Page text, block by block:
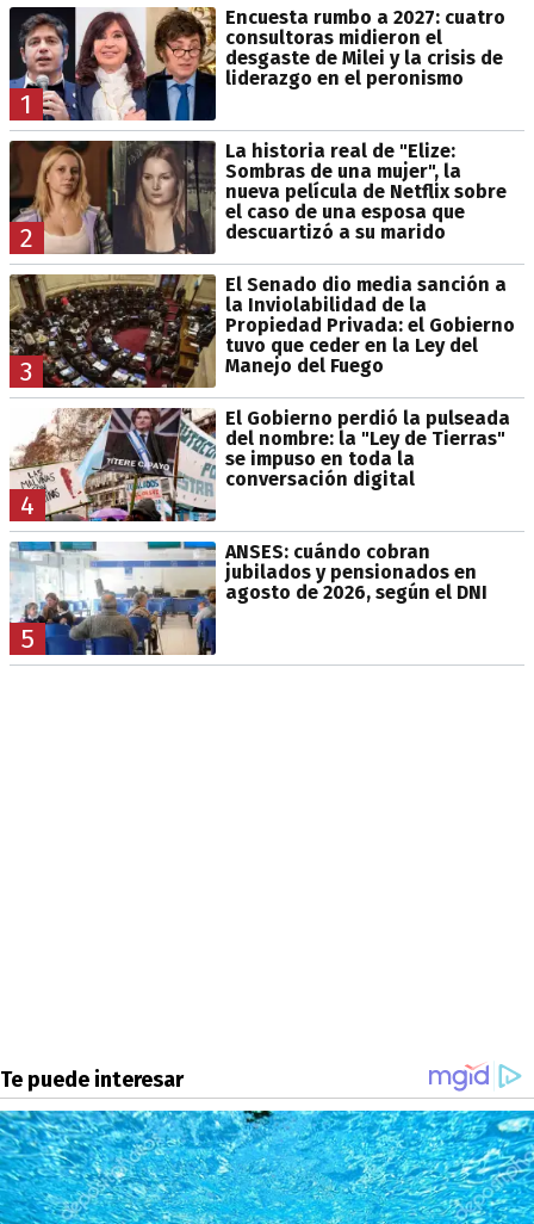
1
Encuesta rumbo a 2027: cuatro
consultoras midieron el
desgaste de Milei y la crisis de
liderazgo en el peronismo
2
La historia real de "Elize:
Sombras de una mujer", la
nueva película de Netflix sobre
el caso de una esposa que
descuartizó a su marido
3
El Senado dio media sanción a
la Inviolabilidad de la
Propiedad Privada: el Gobierno
tuvo que ceder en la Ley del
Manejo del Fuego
4
El Gobierno perdió la pulseada
del nombre: la "Ley de Tierras"
se impuso en toda la
conversación digital
5
ANSES: cuándo cobran
jubilados y pensionados en
agosto de 2026, según el DNI